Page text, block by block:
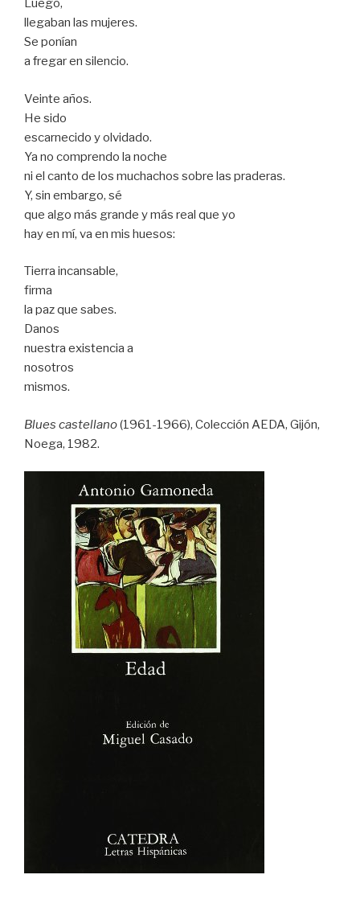
Luego,
llegaban las mujeres.
Se ponían
a fregar en silencio.
Veinte años.
He sido
escarnecido y olvidado.
Ya no comprendo la noche
ni el canto de los muchachos sobre las praderas.
Y, sin embargo, sé
que algo más grande y más real que yo
hay en mí, va en mis huesos:
Tierra incansable,
firma
la paz que sabes.
Danos
nuestra existencia a
nosotros
mismos.
Blues castellano(1961-1966), Colección AEDA, Gijón,
Noega, 1982.